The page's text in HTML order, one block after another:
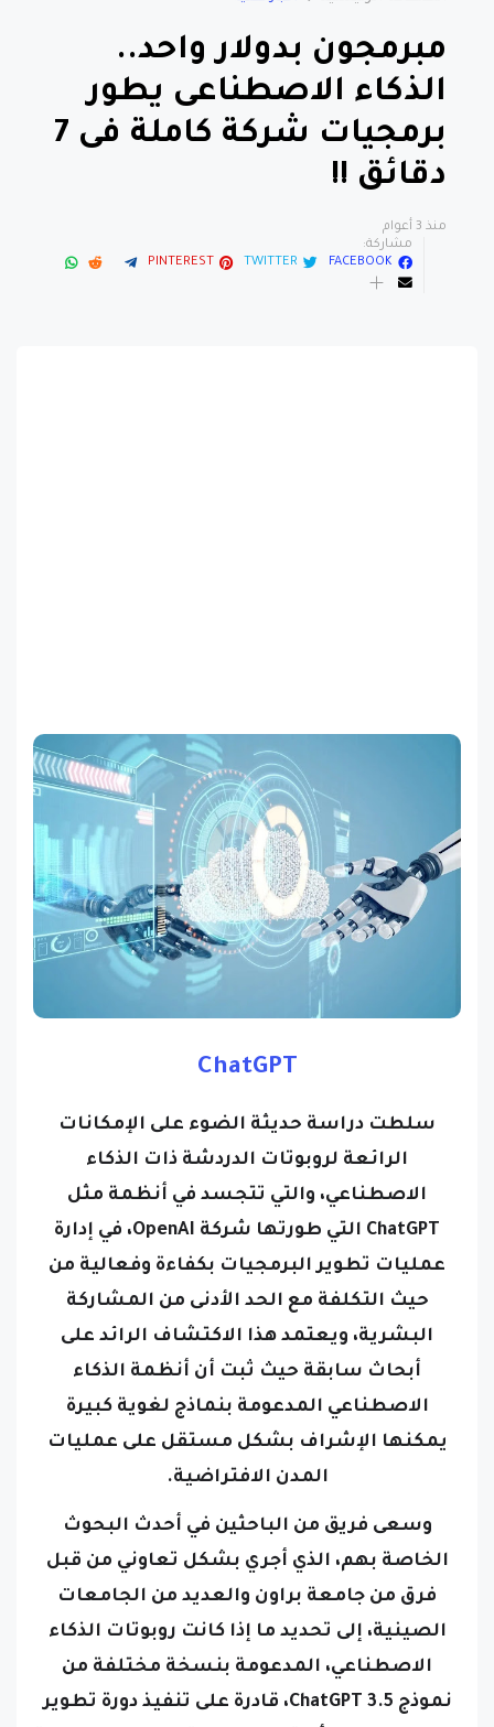
الذكاء الاصطناعى يطور
دقائق !!
FACEBOOK
الرائعة لروبوتات الدردشة ذات الذكاء
الاصطناعي، والتي تتجسد في أنظمة مثل
ChatGPT التي طورتها شركة OpenAI، في إدارة
عمليات تطوير البرمجيات بكفاءة وفعالية من
حيث التكلفة مع الحد الأدنى من المشاركة
البشرية، ويعتمد هذا الاكتشاف الرائد على
أبحاث سابقة حيث ثبت أن أنظمة الذكاء
الاصطناعي المدعومة بنماذج لغوية كبيرة
يمكنها الإشراف بشكل مستقل على عمليات
المدن الافتراضية.
فريق من الباحثين
في أحدث البحوث
الخاصة بهم، الذي أجري بشكل تعاوني من قبل
فرق من جامعة براون والعديد من الجامعات
الصينية، إلى تحديد ما إذا كانت روبوتات الذكاء
الاصطناعي، المدعومة بنسخة مختلفة من
نموذج ChatGPT 3.5، قادرة على تنفيذ دورة تطوير
البرمجيات دون أي تدريب مسبق، ووجدت الدراسة